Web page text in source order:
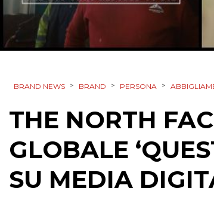
BRAND NEWS > BRAND > PERSONA >
THE NORTH
GLOBALE
SU MEDIA